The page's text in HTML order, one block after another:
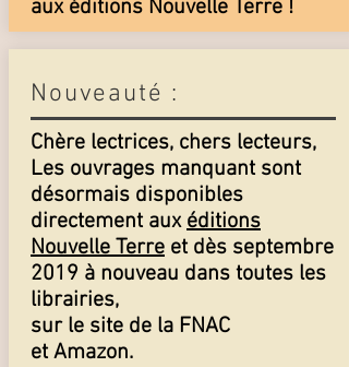
aux éditions Nouvelle Terre !
Nouveauté :
Chère lectrices, chers lecteurs,
Les ouvrages manquant sont
désormais disponibles
directement auxéditions
Nouvelle Terre et dès septembre
2019 à nouveau dans toutes les
librairies,
sur le site de la FNAC
et Amazon.